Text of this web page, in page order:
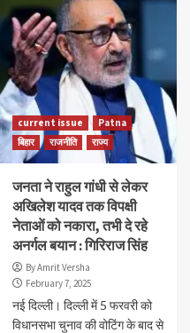
current issue
Patna
बिहार
राजनीति राज्य
जनता ने राहुल गांधी से लेकर
अखिलेश यादव तक विपक्षी
नेताओं को नकारा, तभी दे रहे
अनर्गल बयान : गिरिराज सिंह
By Amrit Versha
February 7, 2025
नई दिल्ली। दिल्ली में 5 फरवरी को
विधानसभा चुनाव की वोटिंग के बाद से